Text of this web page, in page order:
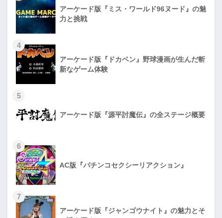
アーケード版『ミス・ワールド96ヌード』の魅
力と挑戦
4
アーケード版『ドカベン』野球漫画が生んだ斬
新なゲーム体験
5
アーケード版『源平討魔伝』の全ステージ概要
6
AC版『パチンコセクシーリアクション』
7
アーケード版『ジャンゴウナイト』の魅力とそ